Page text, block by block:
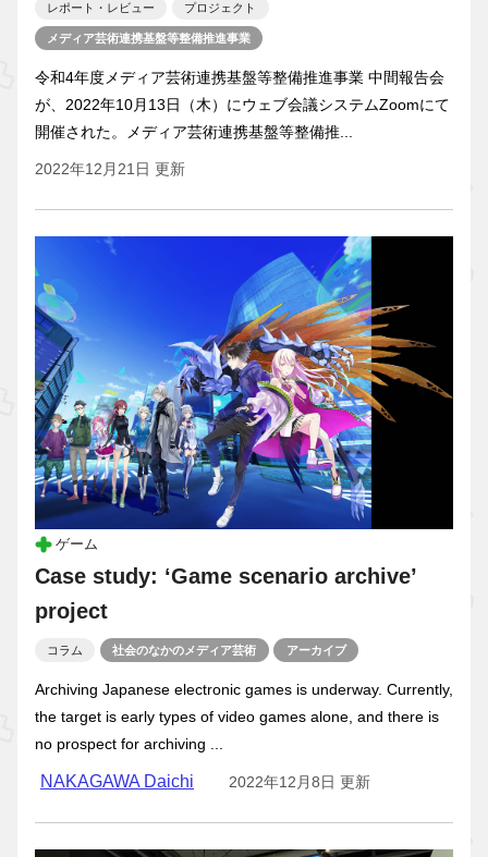
レポート・レビュー プロジェクト
メディア芸術連携基盤等整備推進事業
令和4年度メディア芸術連携基盤等整備推進事業 中間報告会
が、2022年10月13日（木）にウェブ会議システムZoomにて
開催された。メディア芸術連携基盤等整備推...
2022年12月21日 更新
ゲーム
Case study: ‘Game scenario archive’
project
コラム 社会のなかのメディア芸術 アーカイブ
Archiving Japanese electronic games is underway. Currently,
the target is early types of video games alone, and there is
no prospect for archiving ...
NAKAGAWA Daichi 2022年12月8日 更新